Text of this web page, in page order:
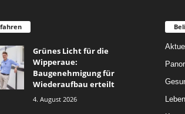
Grünes Licht für die
Wipperaue:
Baugenehmigung für
Wiederaufbau erteilt
4. August 2026